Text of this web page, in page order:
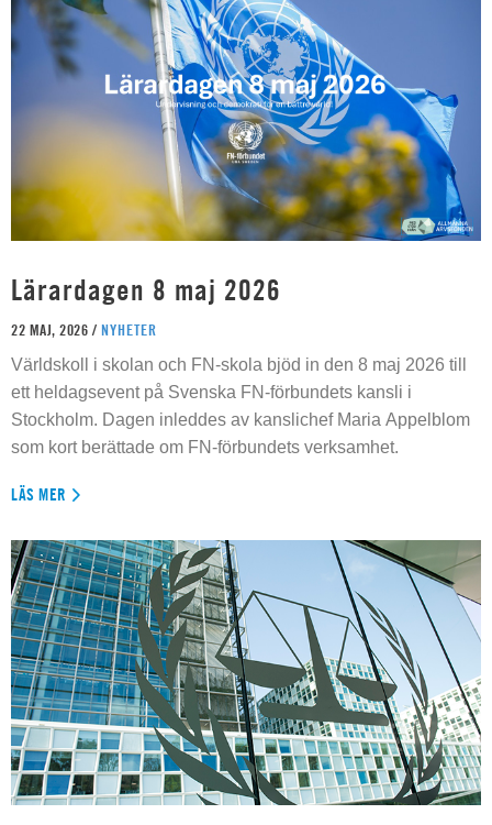
Lärardagen 8 maj 2026
22 MAJ, 2026 / NYHETER
Världskoll i skolan och FN-skola bjöd in den 8 maj 2026 till
ett heldagsevent på Svenska FN-förbundets kansli i
Stockholm. Dagen inleddes av kanslichef Maria Appelblom
som kort berättade om FN-förbundets verksamhet.
LÄS MER